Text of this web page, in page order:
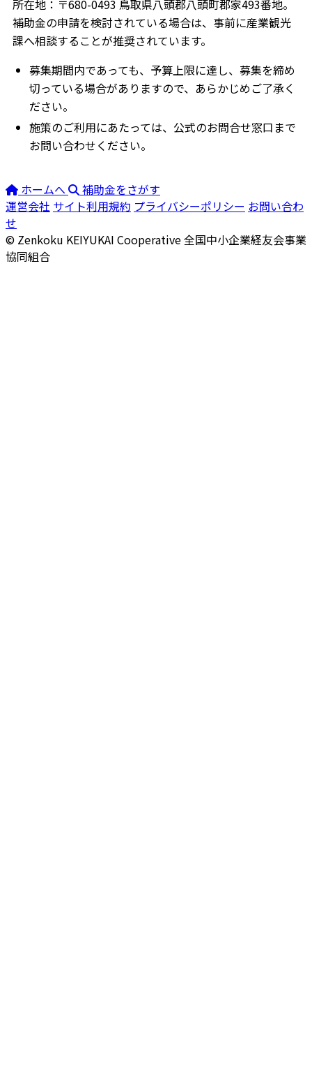
所在地：〒680-0493 鳥取県八頭郡八頭町郡家493番地。
補助金の申請を検討されている場合は、事前に産業観光
課へ相談することが推奨されています。
募集期間内であっても、予算上限に達し、募集を締め
切っている場合がありますので、あらかじめご了承く
ださい。
施策のご利用にあたっては、公式のお問合せ窓口まで
お問い合わせください。
ホームへ
補助金をさがす
運営会社 サイト利用規約 プライバシーポリシー お問い合わ
せ
© Zenkoku KEIYUKAI Cooperative全国中小企業経友会事業
協同組合